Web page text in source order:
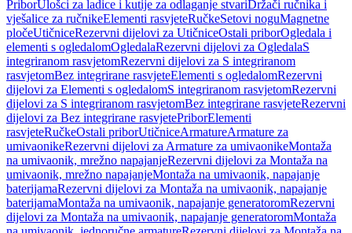
PriborUlošci za ladice i kutije za odlaganje stvariDržači ručnika i
vješalice za ručnikeElementi rasvjeteRučkeSetovi noguMagnetne
pločeUtičniceRezervni dijelovi za UtičniceOstali priborOgledala i
elementi s ogledalomOgledalaRezervni dijelovi za OgledalaS
integriranom rasvjetomRezervni dijelovi za S integriranom
rasvjetomBez integrirane rasvjeteElementi s ogledalomRezervni
dijelovi za Elementi s ogledalomS integriranom rasvjetomRezervni
dijelovi za S integriranom rasvjetomBez integrirane rasvjeteRezervni
dijelovi za Bez integrirane rasvjetePriborElementi
rasvjeteRučkeOstali priborUtičniceArmatureArmature za
umivaonikeRezervni dijelovi za Armature za umivaonikeMontaža
na umivaonik, mrežno napajanjeRezervni dijelovi za Montaža na
umivaonik, mrežno napajanjeMontaža na umivaonik, napajanje
baterijamaRezervni dijelovi za Montaža na umivaonik, napajanje
baterijamaMontaža na umivaonik, napajanje generatoromRezervni
dijelovi za Montaža na umivaonik, napajanje generatoromMontaža